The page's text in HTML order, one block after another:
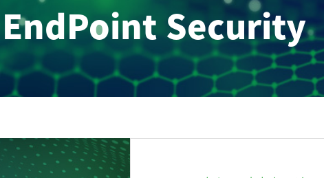
EndPoint Security